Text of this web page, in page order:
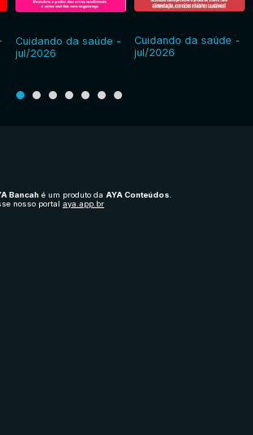
Cuidando da saúde -
jul/2026
Cuidando da saúde -
jul/2026
Bancah é um produto da AYA Conteúdos
nosso portal aya.app.br